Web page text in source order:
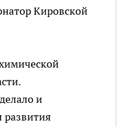
Кировской
и
развития